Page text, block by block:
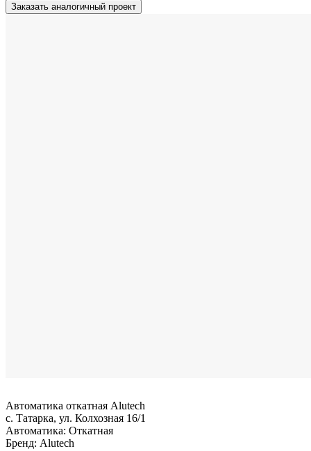
Заказать аналогичный проект
Автоматика откатная Alutech
с. Татарка, ул. Колхозная 16/1
Автоматика: Откатная
Бренд: Alutech